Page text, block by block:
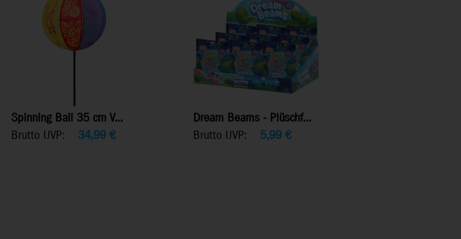
Spinning Ball 35 cm V...
Brutto UVP:
34,99 €
Dream Beams - Plüschf...
Brutto UVP:
5,99€